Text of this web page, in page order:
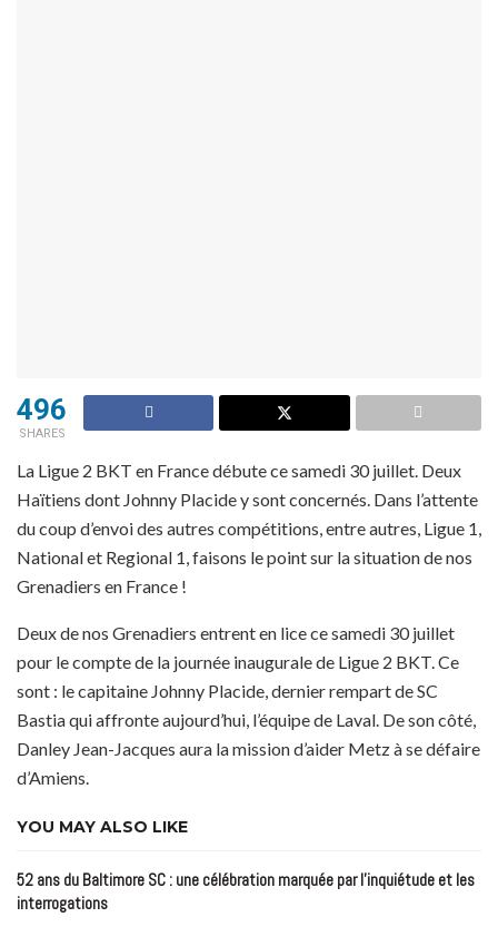
496
SHARES
La Ligue 2 BKT en France débute ce samedi 30 juillet. Deux
Haïtiens dont Johnny Placide y sont concernés. Dans l’attente
du coup d’envoi des autres compétitions, entre autres, Ligue 1,
National et Regional 1, faisons le point sur la situation de nos
Grenadiers en France !
Deux de nos Grenadiers entrent en lice ce samedi 30 juillet
pour le compte de la journée inaugurale de Ligue 2 BKT. Ce
sont : le capitaine Johnny Placide, dernier rempart de SC
Bastia qui affronte aujourd’hui, l’équipe de Laval. De son côté,
Danley Jean-Jacques aura la mission d’aider Metz à se défaire
d’Amiens.
YOU MAY ALSO LIKE
52 ans du Baltimore SC : une célébration marquée par l’inquiétude et les
interrogations